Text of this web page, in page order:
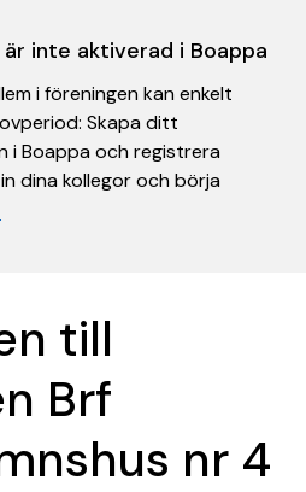
inte aktiverad i Boappa
i föreningen kan enkelt
Skapa ditt
i Boappa och registrera
dina kollegor och börja
till
Brf
nr 4